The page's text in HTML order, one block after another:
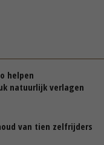
helpen
natuurlijk verlagen
van tien zelfrijders